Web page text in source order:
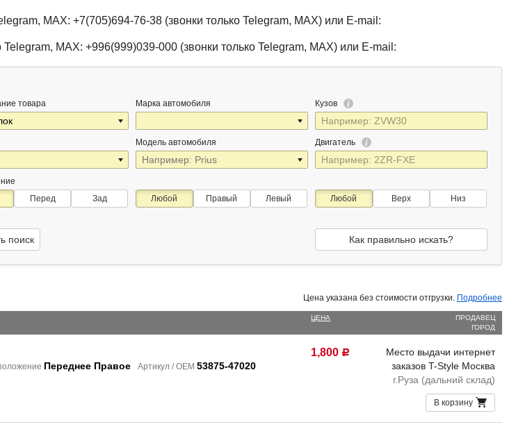
MAX: +7(705)694-76-38 (звонки только Telegram, MAX) или E-mail:
MAX: +996(999)039-000 (звонки только Telegram, MAX) или E-mail:
товара Марка автомобиля
Модель автомобиля
Кузов
Двигатель
Перед Зад Любой Правый Левый Любой Верх Низ
поиск Как правильно искать?
Цена указана без стоимости отгрузки. Подробнее
ЦЕНА
ПРОДАВЕЦ
ГОРОД
Переднее Правое Артикул / OEM 53875-47020
1,800 Р
Место выдачи интернет
заказов T-Style Москва
г.Руза (дальний склад)
В корзину